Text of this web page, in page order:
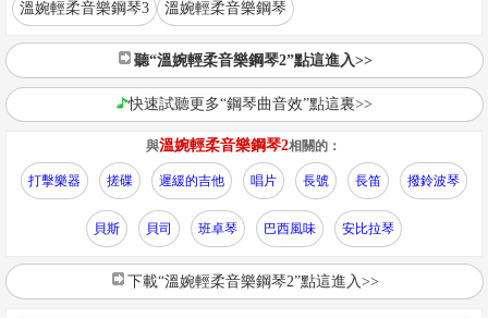
溫婉輕柔音樂鋼琴3 溫婉輕柔音樂鋼琴
聽“溫婉輕柔音樂鋼琴2”點這進入>>
快速試聽更多“鋼琴曲音效”點這裏>>
與溫婉輕柔音樂鋼琴2相關的：
打擊樂器 搓碟 遲緩的吉他 唱片 長號 長笛 撥鈴波琴
貝斯 貝司 班卓琴 巴西風味 安比拉琴
下載“溫婉輕柔音樂鋼琴2”點這進入>>